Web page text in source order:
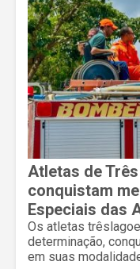
Atletas de
conquistam
Especiais das
Os atletas
determinação,
em suas